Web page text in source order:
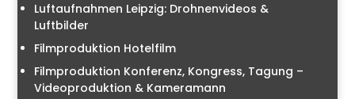
Luftaufnahmen Leipzig: Drohnenvideos &
Luftbilder
Filmproduktion Hotelfilm
Filmproduktion Konferenz, Kongress, Tagung –
Videoproduktion & Kameramann